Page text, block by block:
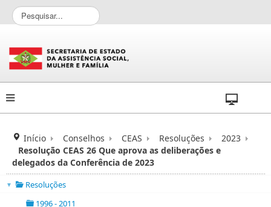
P
e
q
u
i
s
a
Início Conselhos CEAS Resoluções
2023
Resolução CEAS 26 Que aprova as deliberações e
delegados da Conferência de 2023
▼ Resoluções
1996 - 2011